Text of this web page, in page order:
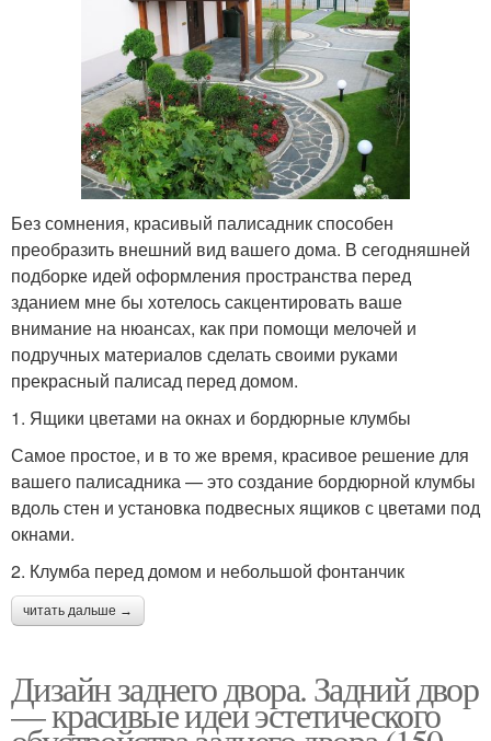
Без сомнения, красивый палисадник способен
преобразить внешний вид вашего дома. В сегодняшней
подборке идей оформления пространства перед
зданием мне бы хотелось сакцентировать ваше
внимание на нюансах, как при помощи мелочей и
подручных материалов сделать своими руками
прекрасный палисад перед домом.
1. Ящики цветами на окнах и бордюрные клумбы
Самое простое, и в то же время, красивое решение для
вашего палисадника — это создание бордюрной клумбы
вдоль стен и установка подвесных ящиков с цветами под
окнами.
2. Клумба перед домом и небольшой фонтанчик
читать дальше →
Дизайн заднего двора. Задний двор
— красивые идеи эстетического